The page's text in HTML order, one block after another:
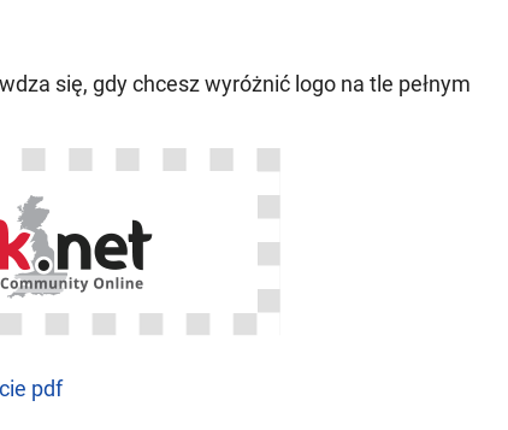
się, gdy chcesz wyróżnić logo na tle pełnym
pdf